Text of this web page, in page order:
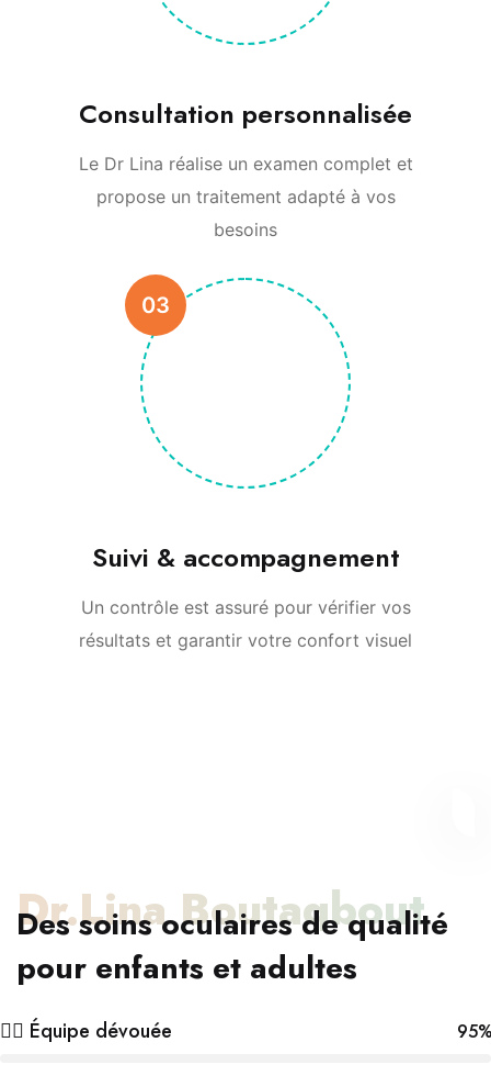
Consultation personnalisée
Le Dr Lina réalise un examen complet et
propose un traitement adapté à vos
besoins
03
Suivi & accompagnement
Un contrôle est assuré pour vérifier vos
résultats et garantir votre confort visuel
Dr.Lina Boutaqbout
Des soins oculaires de qualité
pour enfants et adultes
👩‍⚕️ Équipe dévouée